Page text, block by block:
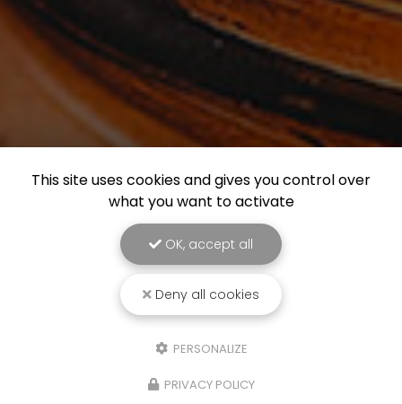
This site uses cookies and gives you control over
what you want to activate
OK, accept all
Deny all cookies
PERSONALIZE
PRIVACY POLICY